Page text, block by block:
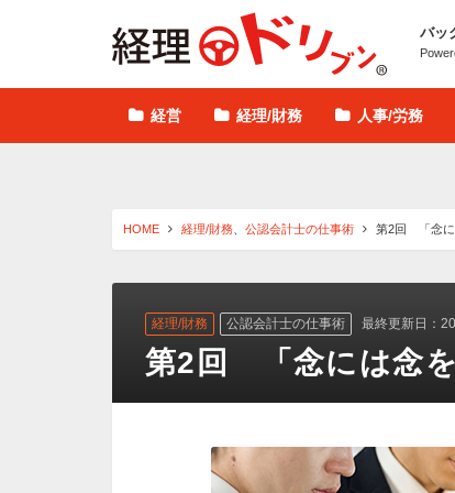
バッ
経営 経理/財務 人事/労務
HOME 経理/財務 公認会計士の仕事術 第2回 「念に
経理/財務 公認会計士の仕事術 最終更新日：
第2回 「念には念